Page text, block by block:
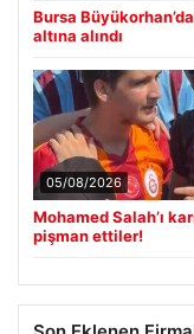
Bursa
altına alındı
05/08/2026
Mohamed Salah’ı
pişman ettiler!